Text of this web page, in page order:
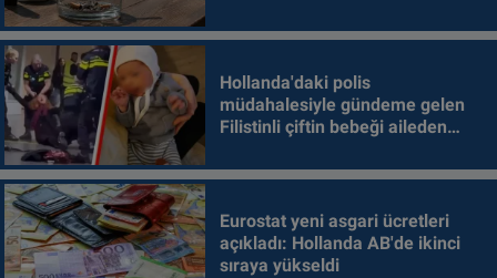
Hollanda'daki polis
müdahalesiyle gündeme gelen
Filistinli çiftin bebeği aileden
Eurostat yeni asgari ücretleri
açıkladı: Hollanda AB'de ikinci
sıraya yükseldi